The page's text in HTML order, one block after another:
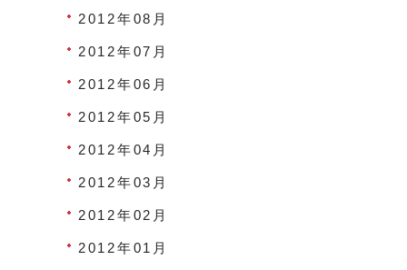
2012年08月
2012年07月
2012年06月
2012年05月
2012年04月
2012年03月
2012年02月
2012年01月